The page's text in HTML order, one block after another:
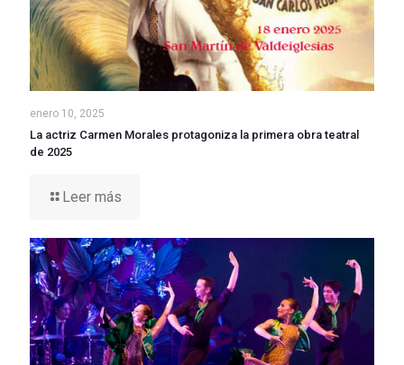
enero 10, 2025
La actriz Carmen Morales protagoniza la primera obra teatral
de 2025
Leer más